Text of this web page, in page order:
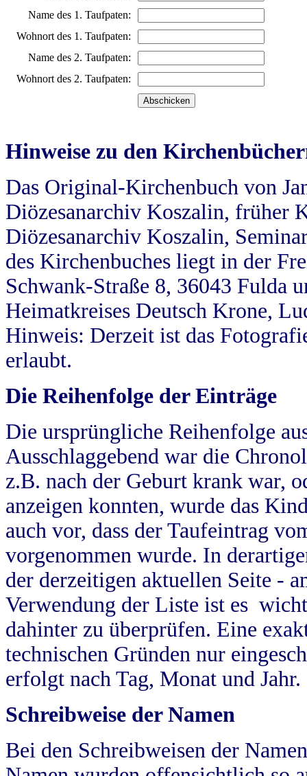
Name des 1. Taufpaten:
Wohnort des 1. Taufpaten:
Name des 2. Taufpaten:
Wohnort des 2. Taufpaten:
Hinweise zu den
Das Original-Kirchenbuch von
Diözesanarchiv Koszalin, früher
Diözesanarchiv Koszalin,
des Kirchenbuches liegt in der
Schwank-Straße 8, 36043 Fulda
Heimatkreises Deutsch Krone,
Hinweis: Derzeit ist das
erlaubt.
Die Reihenfolge der Einträge
Die ursprüngliche Reihenfolge
Ausschlaggebend war die
z.B. nach der Geburt krank war,
anzeigen konnten, wurde das
auch vor, dass der Taufeintrag
vorgenommen wurde. In
der derzeitigen aktuellen Seite -
Verwendung der Liste ist es
dahinter zu überprüfen. Eine
technischen Gründen nur
erfolgt nach Tag, Monat und Jahr.
Schreibweise der Namen
Bei den Schreibweisen der